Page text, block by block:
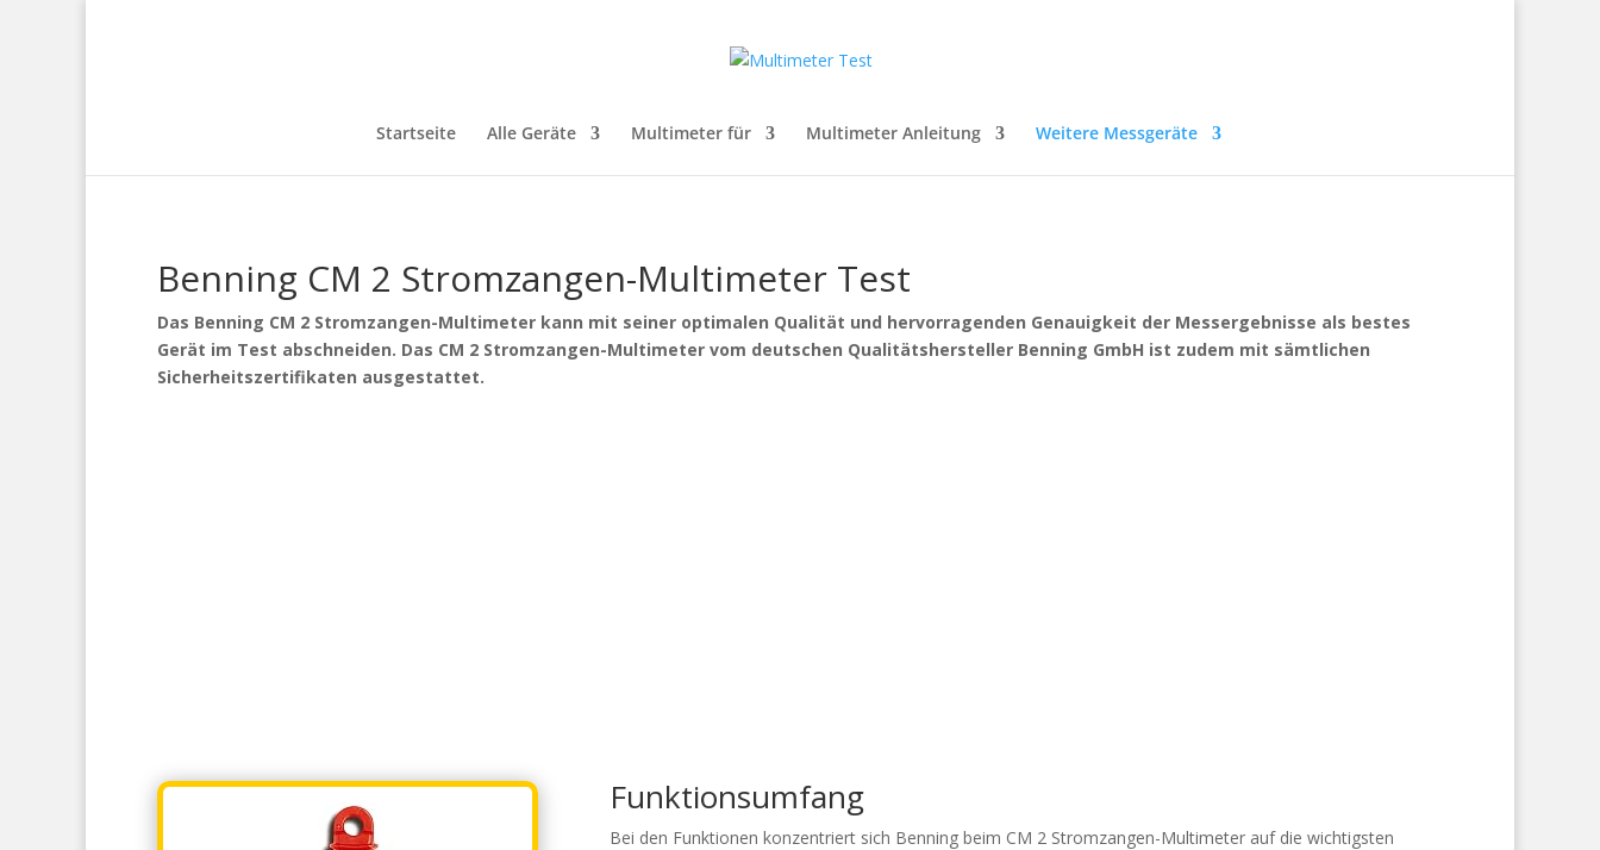
Startseite Alle Geräte Multimeter für Multimeter Anleitung Weitere Messgeräte
Benning CM 2 Stromzangen-Multimeter Test
Das Benning CM 2 Stromzangen-Multimeter kann mit seiner optimalen Qualität und hervorragenden Genauigkeit der Messergebnisse als bestes
Gerät im Test abschneiden. Das CM 2 Stromzangen-Multimeter vom deutschen Qualitätshersteller Benning GmbH ist zudem mit sämtlichen
Sicherheitszertifikaten ausgestattet.
Funktionsumfang
Bei den Funktionen konzentriert sich Benning beim CM 2 Stromzangen-Multimeter auf die wichtigsten